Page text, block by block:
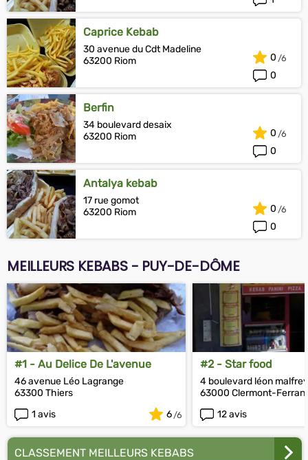
Caprice Kebab
30 avenue du Cdt Madeline
63200 Riom
0
0
Berfin
34 boulevard desaix
63200 Riom
0
0
Antalya kebab
17 rue gomot
63200 Riom
0
0
MEILLEURS KEBABS - PUY-DE-DÔME
#1 - Au Delice De L'avenue
46 avenue Léo Lagrange
63300 Thiers
1 avis
6
#2 - Star food
4 boulevard léon
63000 Clermont-
12 avis
CLASSEMENT MEILLEURS KEBABS